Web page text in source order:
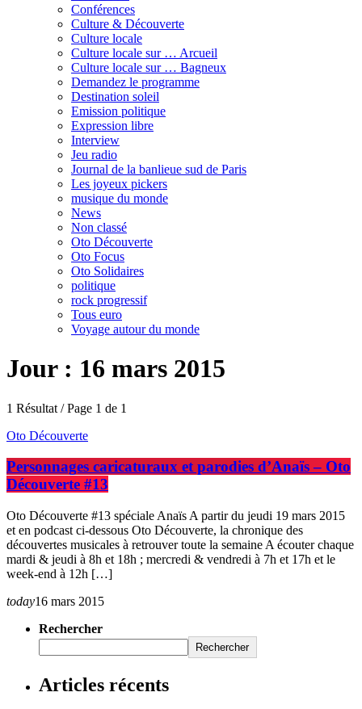
Conférences
Culture & Découverte
Culture locale
Culture locale sur … Arcueil
Culture locale sur … Bagneux
Demandez le programme
Destination soleil
Emission politique
Expression libre
Interview
Jeu radio
Journal de la banlieue sud de Paris
Les joyeux pickers
musique du monde
News
Non classé
Oto Découverte
Oto Focus
Oto Solidaires
politique
rock progressif
Tous euro
Voyage autour du monde
Jour : 16 mars 2015
1 Résultat / Page 1 de 1
Oto Découverte
Personnages caricaturaux et parodies d’Anaïs – Oto
Découverte #13
Oto Découverte #13 spéciale Anaïs A partir du jeudi 19 mars 2015
et en podcast ci-dessous Oto Découverte, la chronique des
découvertes musicales à retrouver toute la semaine A écouter chaque
mardi & jeudi à 8h et 18h ; mercredi & vendredi à 7h et 17h et le
week-end à 12h […]
today16 mars 2015
Rechercher
Rechercher
Articles récents